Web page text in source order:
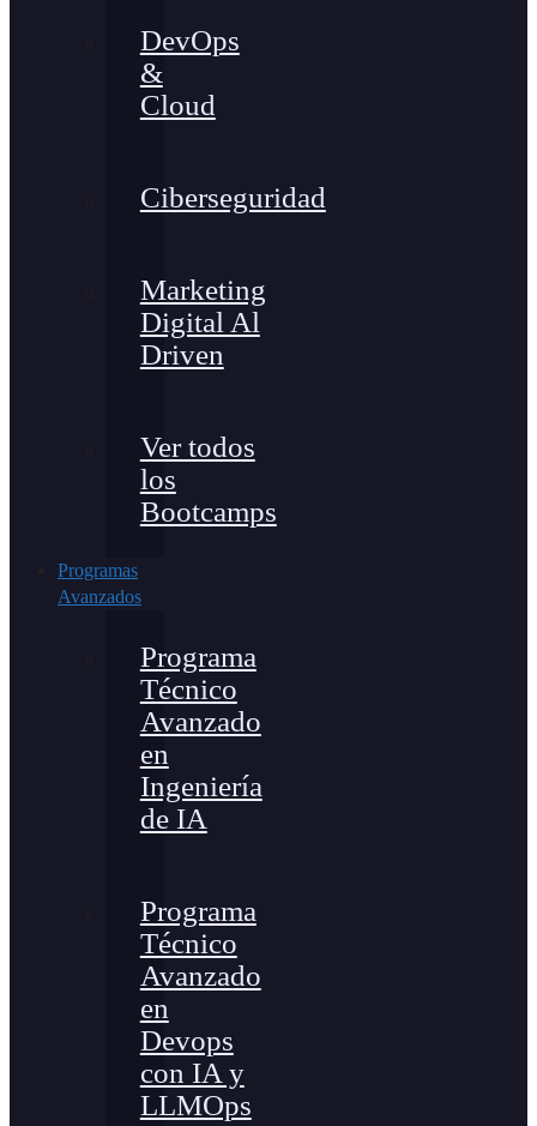
DevOps
&
Cloud
Ciberseguridad
Marketing
Digital Al
Driven
Ver todos
los
Bootcamps
Programas
Avanzados
Programa
Técnico
Avanzado
en
Ingeniería
de IA
Programa
Técnico
Avanzado
en
Devops
con IA y
LLMOps